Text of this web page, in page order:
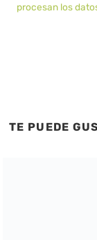
procesan los
TE PUEDE